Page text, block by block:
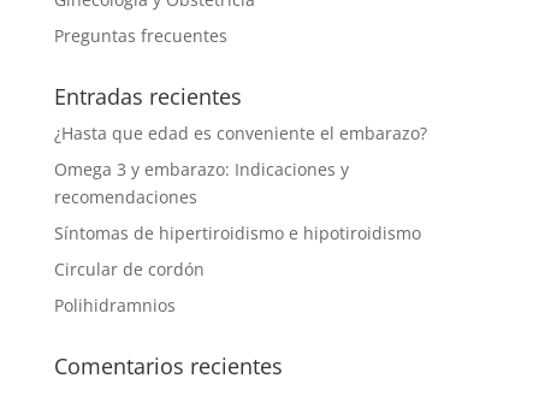
Preguntas frecuentes
Entradas recientes
¿Hasta que edad es conveniente el embarazo?
Omega 3 y embarazo: Indicaciones y
recomendaciones
Síntomas de hipertiroidismo e hipotiroidismo
Circular de cordón
Polihidramnios
Comentarios recientes